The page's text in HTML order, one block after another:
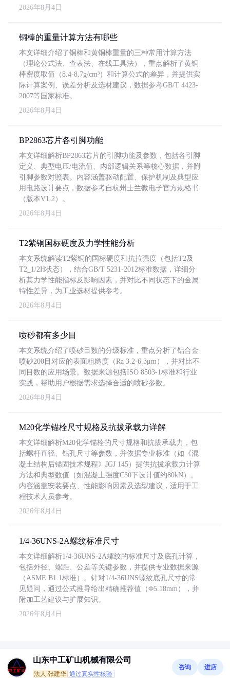
2026年8月4日
铜棒的重量计算方法有哪些
本文详细介绍了铜棒和黄铜棒重量的三种常用计算方法
（理论公式法、查表法、在线工具法），重点解析了黄铜
棒密度取值（8.4-8.7g/cm³）和计算公式的差异，并提供实
际计算案例、误差分析及选材建议，数据参考GB/T 4423-
2007等国家标准。
2026年8月4日
BP2863芯片各引脚功能
本文详细解析BP2863芯片的引脚功能及参数，包括各引脚
定义、典型电压/电流值、内部逻辑关系等核心数据，并附
引脚参数对照表。内容涵盖驱动配置、保护机制及典型应
用电路设计要点，数据参考自杭州士兰微电子官方规格书
（版本V1.2）。
2026年8月4日
T2紫铜国标硬度及力学性能分析
本文系统解读T2紫铜的国标硬度和抗拉强度（包括T2及
T2_1/2H状态），结合GB/T 5231-2012标准数据，详细分
析其力学性能指标及影响因素，并对比不同状态下的金属
特性差异，为工业选材提供参考。
2026年8月4日
喷砂都有多少目
本文系统介绍了喷砂目数的分级标准，重点分析了铝合金
喷砂200目对应的表面粗糙度（Ra 3.2-6.3μm），并对比不
同目数的应用场景。数据来源包括ISO 8503-1标准和行业
实践，帮助用户根据需求选择合适的喷砂参数。
2026年8月4日
M20化学锚栓尺寸规格及抗拔承载力详解
本文详细解析M20化学锚栓的尺寸规格和抗拔承载力，包
括螺杆直径、钻孔尺寸等参数，并依据专业标准（如《混
凝土结构后锚固技术规程》JGJ 145）提供抗拔承载力计算
方法和典型数值（如混凝土强度C30下设计值约80kN）。
内容涵盖安装要点、性能影响因素及选型建议，适用于工
程技术人员参考。
2026年8月4日
1/4-36UNS-2A螺纹标准尺寸
本文详细解析1/4-36UNS-2A螺纹的标准尺寸及底孔计算，
包括外径、螺距、公差等关键参数，并提供专业数据来源
（ASME B1.1标准）。针对1/4-36UNS螺纹底孔尺寸的常
见疑问，通过公式推导给出精确推荐值（Φ5.18mm），并
附加工艺建议与扩展知识。
2026年8月4日
山东中工矿山机械有限公司
法人:张建华 通过真实性核验
咨询 进店